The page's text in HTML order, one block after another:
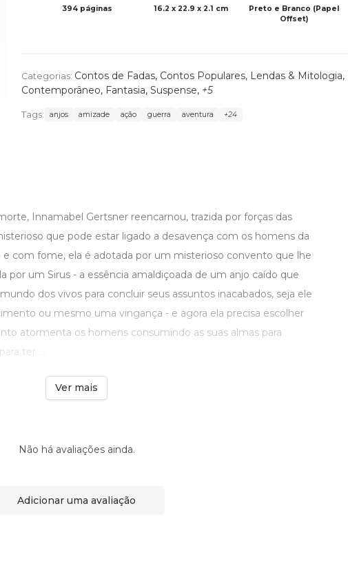
394 páginas 16.2 x 22.9 x 2.1 cm
Preto e Branco (Papel
Offset)
Categorias: Contos de Fadas, Contos Populares, Lendas & Mitologia,
Contemporâneo, Fantasia, Suspense, +5
Tags: anjos amizade ação guerra aventura +24
Innamabel Gertsner reencarnou, trazida por forças das
que pode estar ligado a desavença com os homens da
com fome, ela é adotada por um misterioso convento que lhe
por um Sirus - a essência amaldiçoada de um anjo caído que
dos vivos para concluir seus assuntos inacabados, seja ele
ou mesmo uma vingança - e agora ela precisa escolher
atormenta os homens consumindo as suas almas para
ter ...
Ver mais
Não há avaliações ainda.
Adicionar uma avaliação